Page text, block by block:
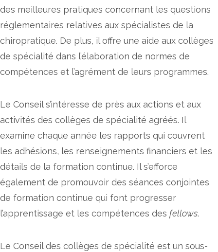
des meilleures pratiques concernant les questions
réglementaires relatives aux spécialistes de la
chiropratique. De plus, il offre une aide aux collèges
de spécialité dans l’élaboration de normes de
compétences et l’agrément de leurs programmes.
Le Conseil s’intéresse de près aux actions et aux
activités des collèges de spécialité agréés. Il
examine chaque année les rapports qui couvrent
les adhésions, les renseignements financiers et les
détails de la formation continue. Il s’efforce
également de promouvoir des séances conjointes
de formation continue qui font progresser
l’apprentissage et les compétences des fellows.
Le Conseil des collèges de spécialité est un sous-